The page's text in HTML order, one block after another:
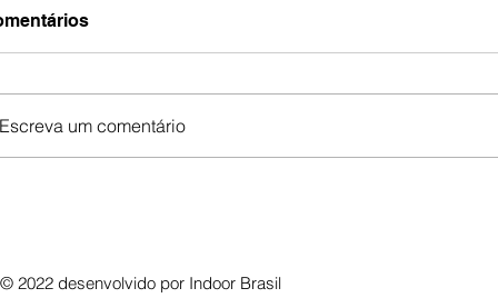
Escreva um comentário
© 2022 desenvolvido por Indoor Brasil